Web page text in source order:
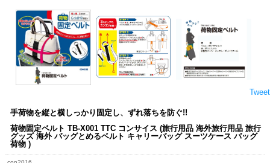
Tweet
手荷物を縦と横しっかり固定し、ずれ落ちを防ぐ!!
荷物固定ベルト TB-X001 TTC コンサイス (旅行用品 海外旅行用品 旅行
グッズ 海外 バッグとめるベルト キャリーバッグ スーツケース バッグ
荷物 )